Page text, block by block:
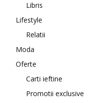
Libris
Lifestyle
Relatii
Moda
Oferte
Carti ieftine
Promotii exclusive